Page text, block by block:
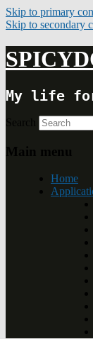
Skip to primary
Skip to secondary
My life
Search
Main menu
Home